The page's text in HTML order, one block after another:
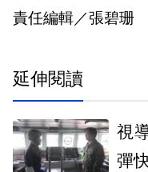
責任編輯／張碧珊
延伸閱讀
視
彈